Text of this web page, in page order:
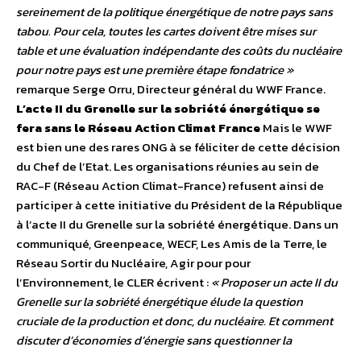
sereinement de la politique énergétique de notre pays sans
tabou. Pour cela, toutes les cartes doivent être mises sur
table et une évaluation indépendante des coûts du nucléaire
pour notre pays est une première étape fondatrice »
remarque Serge Orru, Directeur général du WWF France.
L’acte II du Grenelle sur la sobriété énergétique se
fera sans le Réseau Action Climat FranceMais le WWF
est bien une des rares ONG à se féliciter de cette décision
du Chef de l’Etat. Les organisations réunies au sein de
RAC-F (Réseau Action Climat-France) refusent ainsi de
participer à cette initiative du Président de la République
à l’acte II du Grenelle sur la sobriété énergétique. Dans un
communiqué, Greenpeace, WECF, Les Amis de la Terre, le
Réseau Sortir du Nucléaire, Agir pour pour
l’Environnement, le CLER écrivent :« Proposer un acte II du
Grenelle sur la sobriété énergétique élude la question
cruciale de la production et donc, du nucléaire. Et comment
discuter d’économies d’énergie sans questionner la